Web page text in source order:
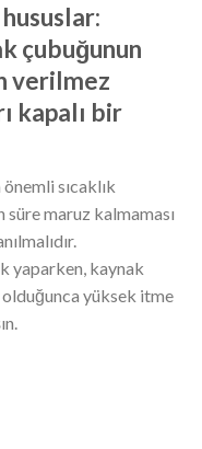
çubuğunun
verilmez
kapalı bir
önemli sıcaklık
maruz kalmaması
yaparken, kaynak
olduğunca yüksek itme